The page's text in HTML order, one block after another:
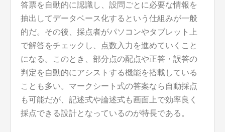
答票を自動的に認識し、設問ごとに必要な情報を
抽出してデータベース化するという仕組みが一般
的だ。その後、採点者がパソコンやタブレット上
で解答をチェックし、点数入力を進めていくこと
になる。このとき、部分点の配点や正答・誤答の
判定を自動的にアシストする機能を搭載している
ことも多い。マークシート式の答案なら自動採点
も可能だが、記述式や論述式も画面上で効率良く
採点できる設計となっているのが特長である。